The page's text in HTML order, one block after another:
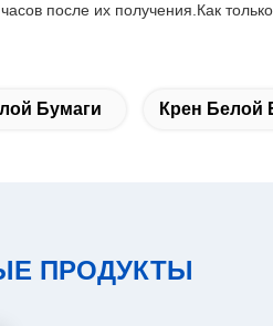
после их получения.Как
Бумаги Крен Белой
ПРОДУКТЫ